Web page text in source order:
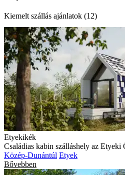
Kiemelt szállás ajánlatok (12)
Etyekikék
Családias kabin szálláshely az Etyeki
Közép-Dunántúl Etyek
Bővebben